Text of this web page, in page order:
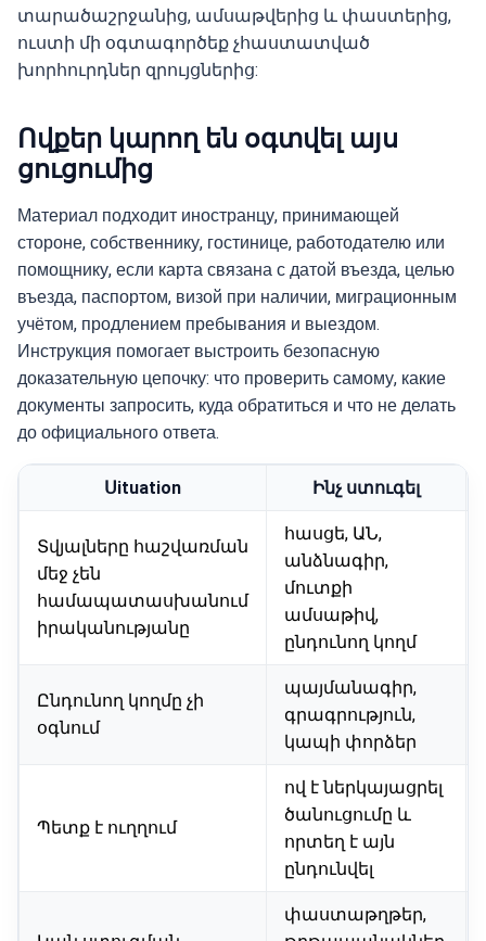
տարածաշրջանից, ամսաթվերից և փաստերից,
ուստի մի օգտագործեք չհաստատված
խորհուրդներ զրույցներից:
Ովքեր կարող են օգտվել այս
ցուցումից
Материал подходит иностранцу, принимающей
стороне, собственнику, гостинице, работодателю или
помощнику, если карта связана с датой въезда, целью
въезда, паспортом, визой при наличии, миграционным
учётом, продлением пребывания и выездом.
Инструкция помогает выстроить безопасную
доказательную цепочку: что проверить самому, какие
документы запросить, куда обратиться и что не делать
до официального ответа.
Սituation Ինչ ստուգել
Տվյալները հաշվառման
մեջ չեն
համապատասխանում
իրականությանը
հասցե, ԱՆ,
անձնագիր,
մուտքի
ամսաթիվ,
ընդունող կողմ
Ընդունող կողմը չի
օգնում
պայմանագիր,
գրագրություն,
կապի փորձեր
Պետք է ուղղում
ով է ներկայացրել
ծանուցումը և
որտեղ է այն
ընդունվել
փաստաթղթեր,